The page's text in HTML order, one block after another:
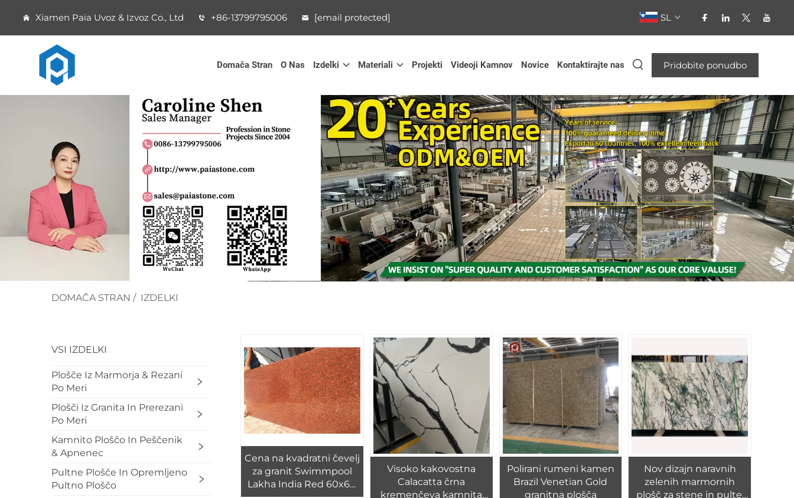
Xiamen Paia Uvoz & Izvoz Co., Ltd +86-13799795006 [email protected] SL
Domača Stran O Nas Izdelki Materiali Projekti Videoji Kamnov Novice Kontaktirajte nas Pridobite ponudbo
DOMAČA STRAN / IZDELKI
VSI IZDELKI
Plošče Iz Marmorja & Rezani
Po Meri
Plošči Iz Granita In Prerezani
Po Meri
Kamnito Ploščo In Peščenik
& Apnenec
Pultne Plošče In Opremljeno
Pultno Ploščo
Cena na kvadratni čevelj
za granit Swimmpool
Lakha India Red 60x60
Visoko kakovostna
Calacatta črna
kremenčeva kamnita
Polirani rumeni kamen
Brazil Venetian Gold
granitna plošča
Nov dizajn naravnih
zelenih marmornih
plošč za stene in pulte,